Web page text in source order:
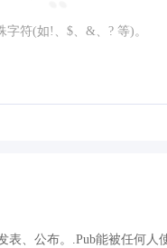
符(如!、$、&、? 等)。
表、公布。.Pub能被任何人